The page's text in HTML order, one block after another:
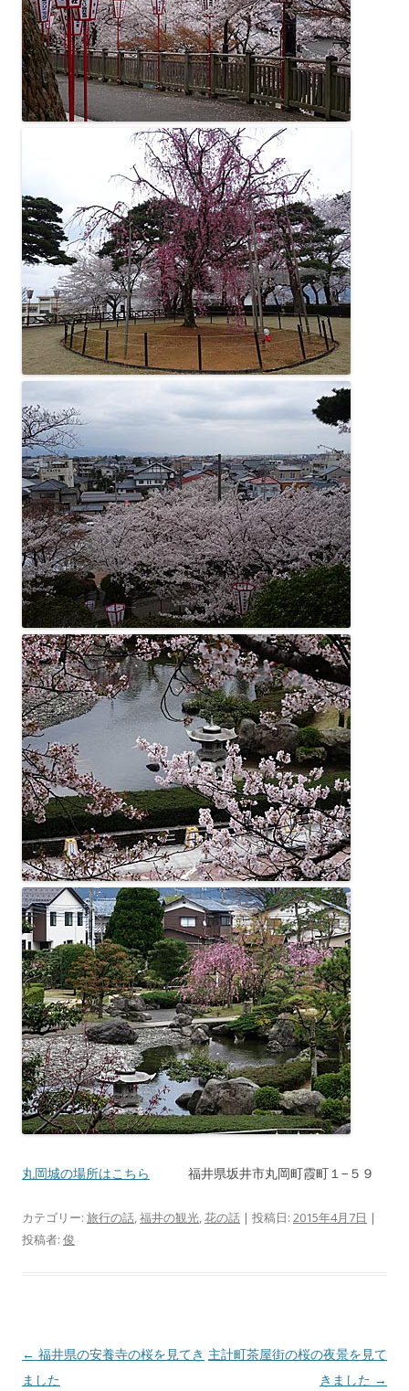
丸岡城の場所はこちら 福井県坂井市丸岡町霞町１−５９
カテゴリー: 旅行の話,福井の観光,花の話 | 投稿日: 2015年4月7日 |
投稿者: 俊
投
稿
← 福井県の安養寺の桜を見てき
ました
主計町茶屋街の桜の夜景を見て
きました →